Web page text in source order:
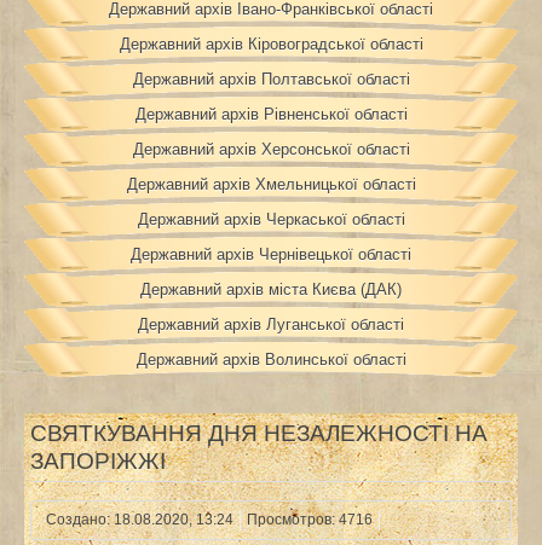
Державний архів Івано-Франківської області
Державний архів Кіровоградської області
Державний архів Полтавської області
Державний архів Рівненської області
Державний архів Херсонської області
Державний архів Хмельницької області
Державний архів Черкаської області
Державний архів Чернівецької області
Державний архів міста Києва (ДАК)
Державний архів Луганської області
Державний архів Волинської області
СВЯТКУВАННЯ ДНЯ НЕЗАЛЕЖНОСТІ НА
ЗАПОРІЖЖІ
Создано: 18.08.2020, 13:24 Просмотров: 4716